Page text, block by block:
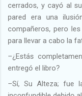
cerrados, y cayó al
pared era una
compañeros, pero
para llevar a cabo la
–¿Estás
entregó el libro?
–Sí, Su Alteza; fue